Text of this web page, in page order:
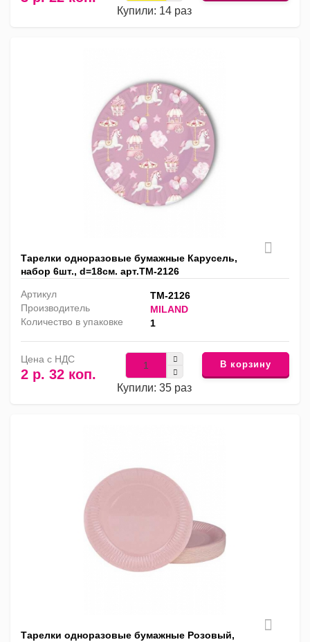
Купили: 14 раз
Тарелки одноразовые бумажные Карусель,
набор 6шт., d=18см. арт.ТМ-2126
Артикул
ТМ-2126
Производитель
MILAND
Количество в упаковке
1
Цена с НДС
2 р. 32 коп.
Купили: 35 раз
В корзину
Тарелки одноразовые бумажные Розовый,